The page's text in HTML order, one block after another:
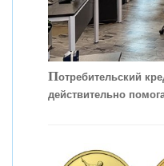
Скорость -
кредитовании
Потребительский
действительно